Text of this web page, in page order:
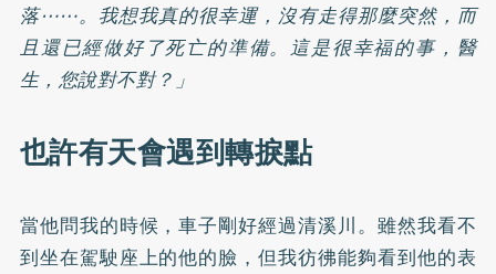
落⋯⋯。我想我真的很幸運，沒有走得那麼突然，而
且還已經做好了死亡的準備。這是很幸福的事，醫
生，您說對不對？」
也許有天會遇到轉捩點
當他問我的時候，車子剛好經過清溪川。雖然我看不
到坐在駕駛座上的他的臉，但我彷彿能夠看到他的表